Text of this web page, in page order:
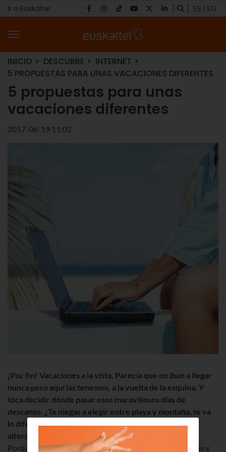
Ir a Euskaltel ES EU
INICIO DESCUBRE
INTERNET
5 PROPUESTAS PARA UNAS VACACIONES DIFERENTES
5 propuestas para unas
vacaciones diferentes
2017-06-19 11:02
¡Por fin! Vacaciones a la vista. Parecía que no iban a llegar
nunca pero aquí las tenemos, a la vuelta de la esquina. Y
toca decidir dónde pasar esos maravillosos días de
descanso. ¿Te niegas a elegir entre playa y montaña, te va
lo diferente y tienes claro que lo tuyo son los destinos
alternativos? ¡Este post es para ti!
Porque Internet ya no sólo nos permite elegir propuestas y